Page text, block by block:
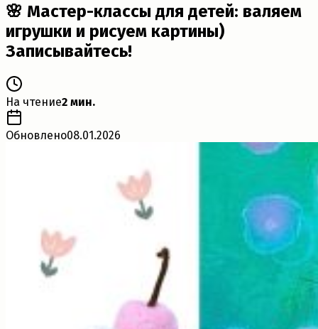
🌸 Мастер-классы для детей: валяем
игрушки и рисуем картины)
Записывайтесь!
На чтение2 мин.
Обновлено08.01.2026